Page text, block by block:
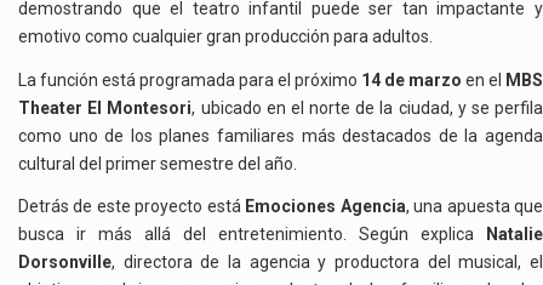
demostrando que el teatro infantil puede ser tan impactante y
emotivo como cualquier gran producción para adultos.
La función está programada para el próximo 14 de marzo en el
MBS
Theater El Montesori, ubicado en el norte de la ciudad, y se perfila
como uno de los planes familiares más destacados de la agenda
cultural del primer semestre del año.
Detrás de este proyecto está Emociones Agencia, una apuesta que
busca ir más allá del entretenimiento. Según explica
Natalie
Dorsonville, directora de la agencia y productora del musical, el